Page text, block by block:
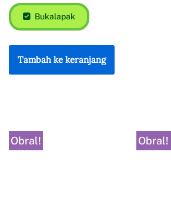
Bukalapak
Tambah ke keranjang
Obral! Obral!